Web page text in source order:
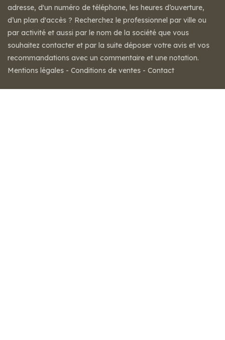
adresse, d'un numéro de téléphone, les heures d’ouverture,
d’un plan d'accès ? Recherchez le professionnel par ville ou
par activité et aussi par le nom de la société que vous
souhaitez contacter et par la suite déposer votre avis et vos
recommandations avec un commentaire et une notation.
Mentions légales - Conditions de ventes - Contact